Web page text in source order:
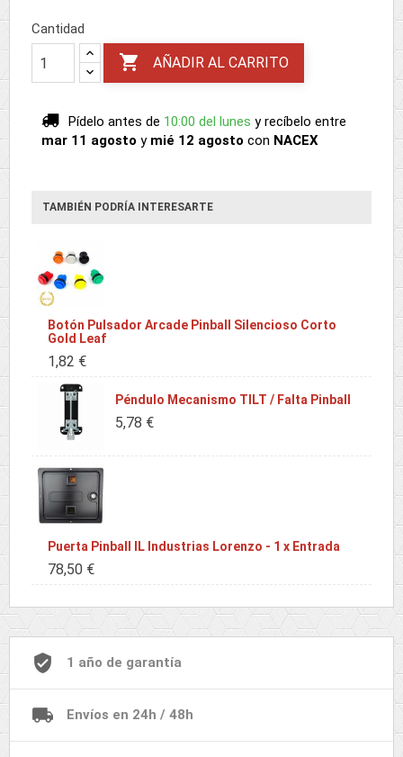
Cantidad
 AÑADIR AL CARRITO
Pídelo antes de 10:00 del lunes y recíbelo entre
mar 11 agosto y mié 12 agosto con NACEX
TAMBIÉN PODRÍA INTERESARTE
Botón Pulsador Arcade Pinball Silencioso Corto
Gold Leaf
1,82 €
Péndulo Mecanismo TILT / Falta Pinball
5,78 €
Puerta Pinball IL Industrias Lorenzo - 1 x Entrada
78,50 €
1 año de garantía
Envíos en 24h / 48h